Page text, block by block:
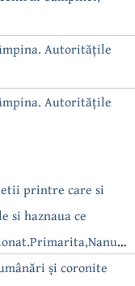
Autoritățile
Autoritățile
printre care si
si haznaua ce
pe Izabel Mitrea
și coronite